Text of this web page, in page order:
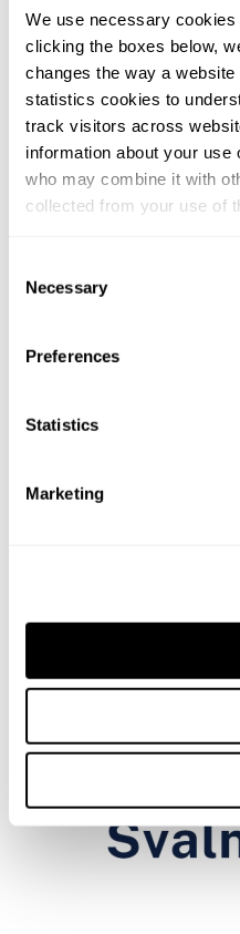
We use necessary
clicking the boxes below,
changes the way a
statistics cookies to
track visitors across
information about your
who may combine it with
collected from your use of
bottom of the webpage.
Selection
Necessary
Preferences
Statistics
Marketing